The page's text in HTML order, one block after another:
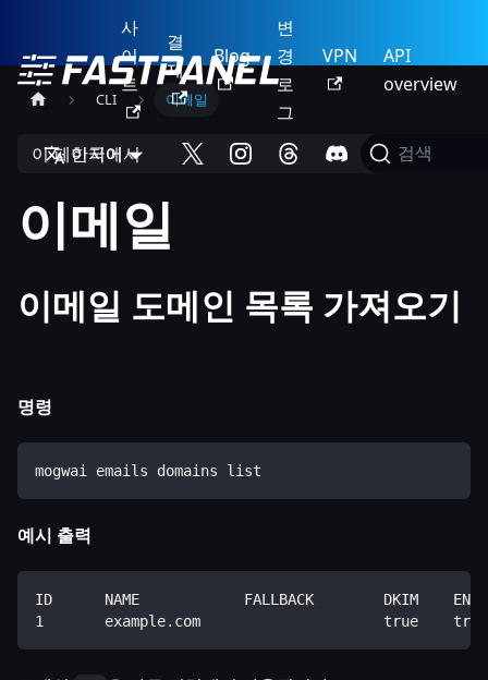
사
이
트
결
제
Blog
변
경
로
그
VPN
API
overview
한국어 검색
CLI 이메일
이 페이지에서
이메일
이메일 도메인 목록 가져오기
명령
mogwai emails domains list
예시 출력
ID      NAME            FALLBACK        DKIM
1       example.com                     true    true